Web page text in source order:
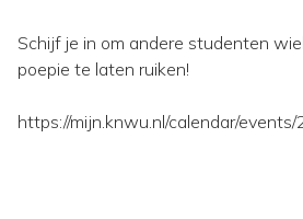
Schijf je in om andere studenten
poepie te laten ruiken!
https://mijn.knwu.nl/calendar/